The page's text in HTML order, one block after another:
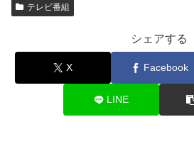
テレビ番組
シェアする
X Facebook
LINE